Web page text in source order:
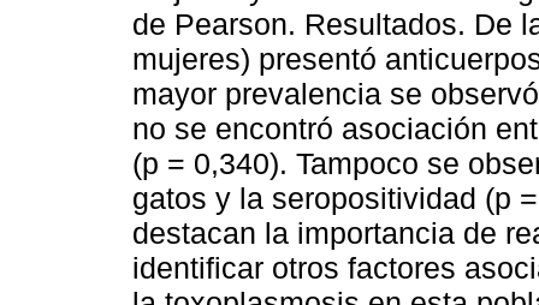
de Pearson. Resultados. De
mujeres) presentó
mayor prevalencia se
no se encontró asociación
(p = 0,340). Tampoco se
gatos y la seropositividad (p
destacan la importancia de
identificar otros factores